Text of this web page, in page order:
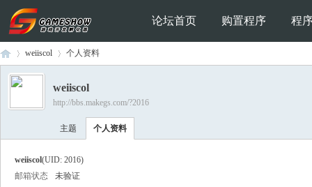
论坛首页 购置程序 程
›
weiiscol 个人资料
weiiscol
http://bbs.makegs.com/?2016
主题 个人资料
weiiscol(UID: 2016)
邮箱状态
未验证